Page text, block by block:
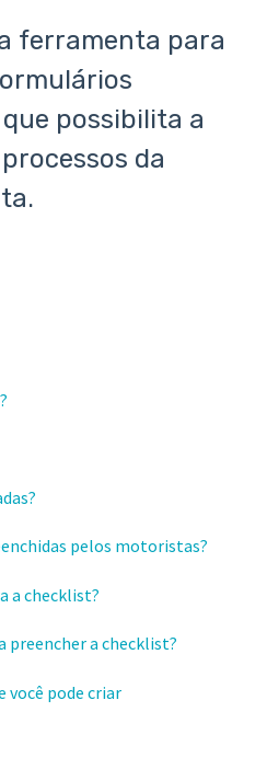
ferramenta para
possibilita a
da
pelos motoristas?
a checklist?
a checklist?
você pode criar